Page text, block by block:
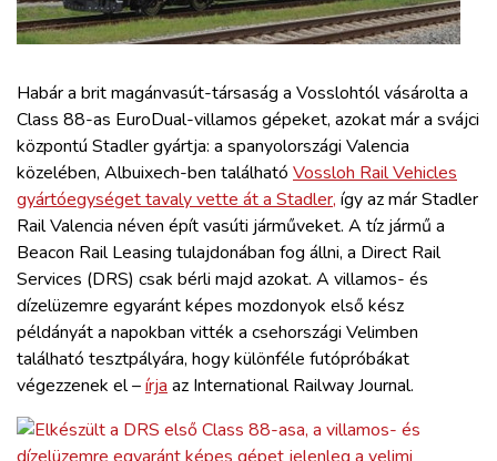
ZÖLDÚT
HAJÓZÁS
BLOG
ARCHÍVUM
WEBSHOP
BELÉPÉS
REGISZTRÁCIÓ
Habár a brit magánvasút-társaság a Vosslohtól vásárolta a
Class 88-as EuroDual-villamos gépeket, azokat már a svájci
központú Stadler gyártja: a spanyolországi Valencia
közelében, Albuixech-ben található Vossloh Rail Vehicles
gyártóegységet tavaly vette át a Stadler, így az már Stadler
Rail Valencia néven épít vasúti járműveket. A tíz jármű a
Beacon Rail Leasing tulajdonában fog állni, a Direct Rail
Services (DRS) csak bérli majd azokat. A villamos- és
dízelüzemre egyaránt képes mozdonyok első kész
példányát a napokban vitték a csehországi Velimben
található tesztpályára, hogy különféle futópróbákat
végezzenek el –írja az International Railway Journal.